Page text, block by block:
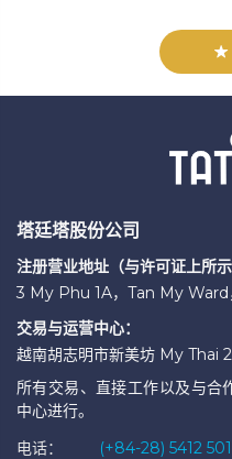
塔廷塔股份公司
注册营业地址（与许可证上所示
3 My Phu 1A，Tan My Ward
交易与运营中心：
越南胡志明市新美坊 My Thai
所有交易、直接工作以及与合
中心进行。
电话：
(+84-28) 5412